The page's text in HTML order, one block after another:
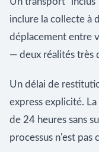
inclure la collecte à
déplacement entre
— deux réalités très
Un délai de
express explicité.
de 24 heures sans
processus n'est pas